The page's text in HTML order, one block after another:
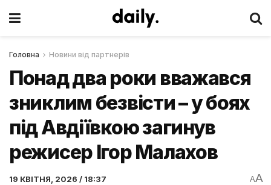
Головна Новини від партнерів
Понад два роки вважався
зниклим безвісти – у боях
під Авдіївкою загинув
режисер Ігор Малахов
19 КВІТНЯ, 2026 / 18:37 AA